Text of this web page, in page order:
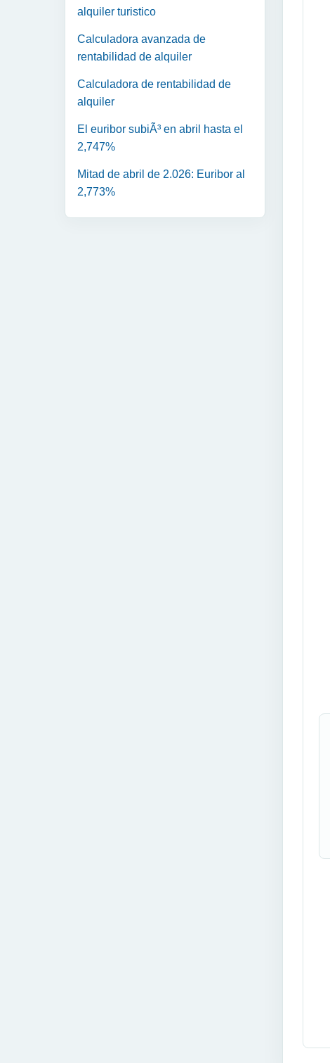
alquiler turistico
Calculadora avanzada de
rentabilidad de alquiler
Calculadora de rentabilidad de
alquiler
El euribor subiÃ³ en abril hasta el
2,747%
Mitad de abril de 2.026: Euribor al
2,773%